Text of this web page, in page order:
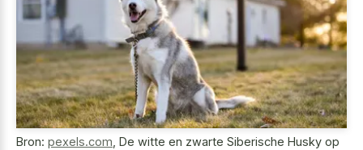
Bron: pexels.com De witte en zwarte Siberische Husky op